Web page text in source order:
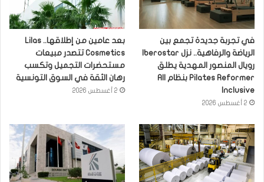
في تجربة جديدة تجمع بين
رويال المنصور المهدية يطلق
Pilates Reformer بنظام All
Inclusive
2 أغسطس 2026
بعد عامين من إطلاقها.. Lilas
Cosmetics تتصدر مبيعات
مستحضرات التجميل وتكسب
رهان الثقة في السوق التونسية
2 أغسطس 2026